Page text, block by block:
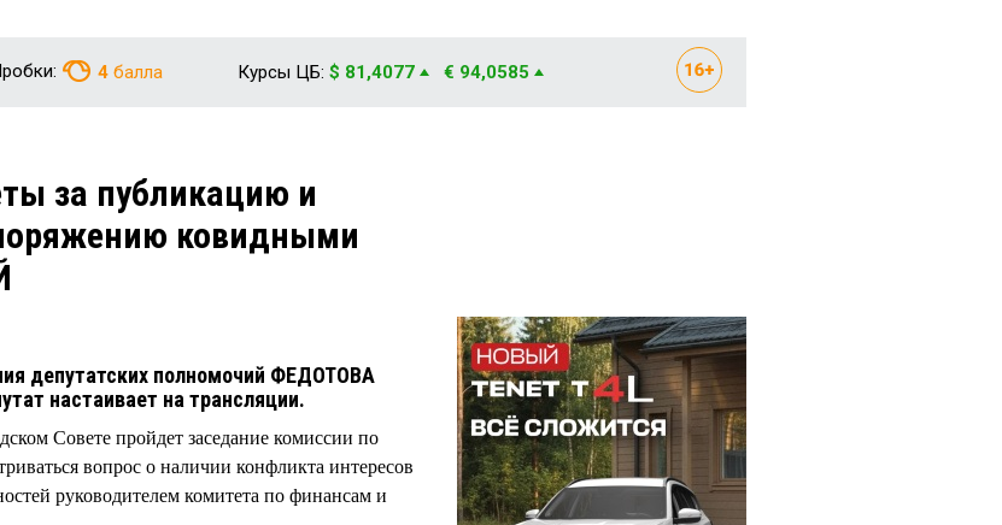
4 балла Курсы ЦБ: $ 81,4077 € 94,0585
за публикацию и
ковидными
депутатских полномочий ФЕДОТОВА
настаивает на трансляции.
Совете пройдет заседание комиссии по
вопрос о наличии конфликта интересов
руководителем комитета по финансам и